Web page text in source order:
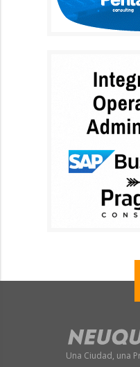
Una Ciudad, una